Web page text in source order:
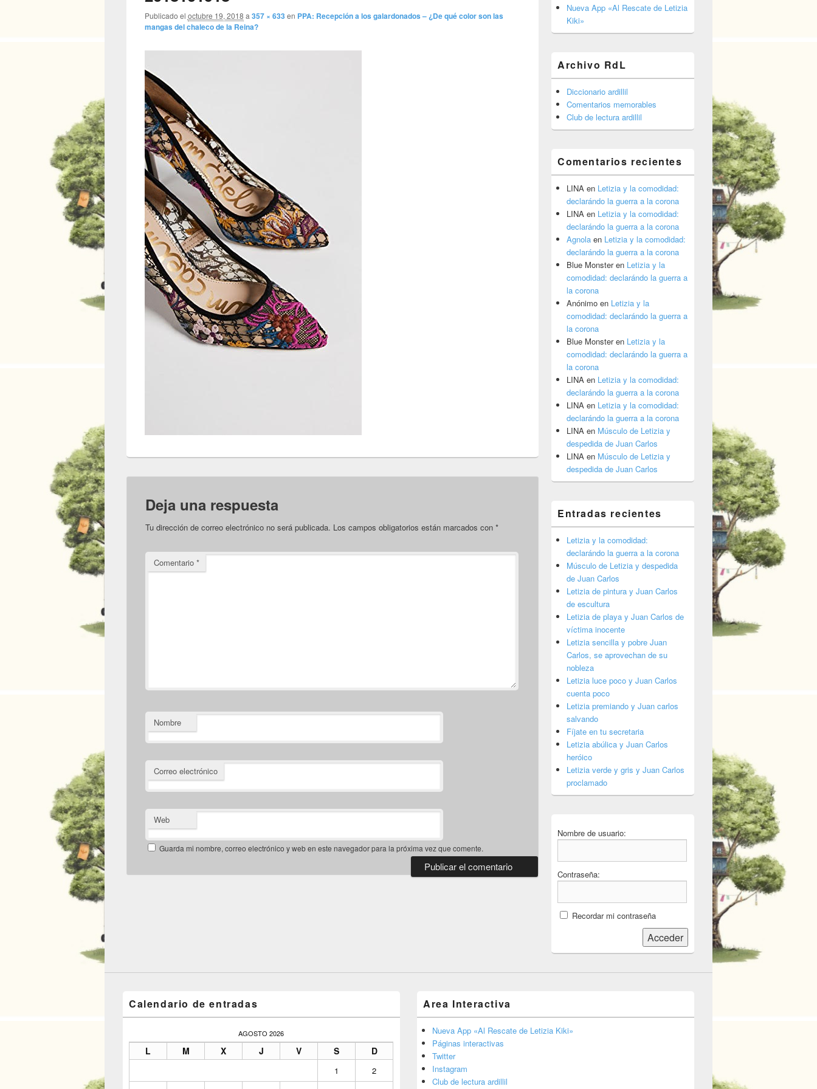
Publicado el octubre 19, 2018 a 357 × 633 en PPA: Recepción a los galardonados – ¿De qué color son las
mangas del chaleco de la Reina?
Deja una respuesta
Tu dirección de correo electrónico no será publicada. Los campos obligatorios están marcados con *
Comentario *
Nombre
Correo electrónico
Web
Guarda mi nombre, correo electrónico y web en este navegador para la próxima vez que comente.
barra
lateral
primaria
Nueva App «Al Rescate de Letizia
Kiki»
Archivo RdL
Diccionario ardillil
Comentarios memorables
Club de lectura ardillil
Comentarios recientes
LINA en Letizia y la comodidad:
declarándo la guerra a la corona
LINA en Letizia y la comodidad:
declarándo la guerra a la corona
Agnola en Letizia y la comodidad:
declarándo la guerra a la corona
Blue Monsteren Letizia y la
comodidad: declarándo la guerra a
la corona
Anónimo en Letizia y la
comodidad: declarándo la guerra a
la corona
Blue Monsteren Letizia y la
comodidad: declarándo la guerra a
la corona
LINA en Letizia y la comodidad:
declarándo la guerra a la corona
LINA en Letizia y la comodidad:
declarándo la guerra a la corona
LINA en Músculo de Letizia y
despedida de Juan Carlos
LINA en Músculo de Letizia y
despedida de Juan Carlos
Entradas recientes
Letizia y la comodidad:
declarándo la guerra a la corona
Músculo de Letizia y despedida
de Juan Carlos
Letizia de pintura y Juan Carlos
de escultura
Letizia de playa y Juan Carlos de
víctima inocente
Letizia sencilla y pobre Juan
Carlos, se aprovechan de su
nobleza
Letizia luce poco y Juan Carlos
cuenta poco
Letizia premiando y Juan carlos
salvando
Fíjate en tu secretaria
Letizia abúlica y Juan Carlos
heróico
Letizia verde y gris y Juan Carlos
proclamado
Nombre de usuario:
Contraseña:
Recordar mi contraseña
Acceder
Calendario de entradas
AGOSTO 2026
L M X J V S D
1
2
Area Interactiva
Nueva App «Al Rescate de Letizia Kiki»
Páginas interactivas
Twitter
Instagram
Club de lectura ardillil